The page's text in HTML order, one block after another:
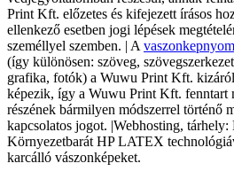
Print Kft. előzetes és kifejezett írásos
ellenkező esetben jogi lépések
személlyel szemben. | A
(így különösen: szöveg,
grafika, fotók) a Wuwu Print Kft.
képezik, így a Wuwu Print Kft. fenntart
részének bármilyen módszerrel történő
kapcsolatos jogot. |Webhosting,
Környezetbarát HP LATEX
karcálló vászonképeket.